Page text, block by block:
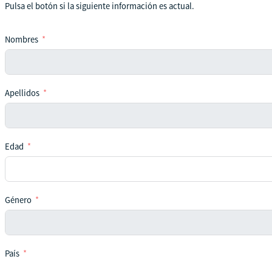
Pulsa el botón si la siguiente información es actual.
Nombres
Apellidos
Edad
Género
País